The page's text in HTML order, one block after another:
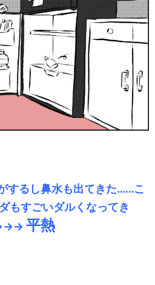
するし鼻水も出てきた……こ
もすごいダルくなってき
→→→ 平熱